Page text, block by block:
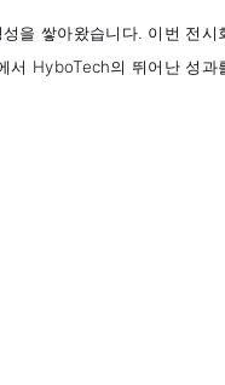
을 쌓아왔습니다. 이번 전
HyboTech의 뛰어난 성